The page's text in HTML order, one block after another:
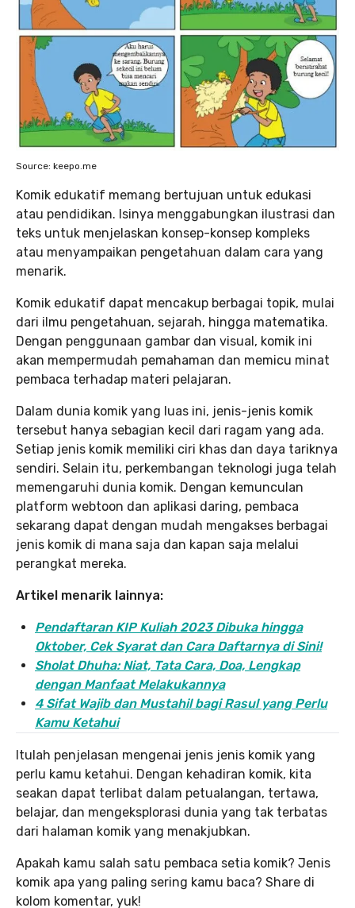
Source: keepo.me
Komik edukatif memang bertujuan untuk edukasi
atau pendidikan. Isinya menggabungkan ilustrasi dan
teks untuk menjelaskan konsep-konsep kompleks
atau menyampaikan pengetahuan dalam cara yang
menarik.
Komik edukatif dapat mencakup berbagai topik, mulai
dari ilmu pengetahuan, sejarah, hingga matematika.
Dengan penggunaan gambar dan visual, komik ini
akan mempermudah pemahaman dan memicu minat
pembaca terhadap materi pelajaran.
Dalam dunia komik yang luas ini, jenis-jenis komik
tersebut hanya sebagian kecil dari ragam yang ada.
Setiap jenis komik memiliki ciri khas dan daya tariknya
sendiri. Selain itu, perkembangan teknologi juga telah
memengaruhi dunia komik. Dengan kemunculan
platform webtoon dan aplikasi daring, pembaca
sekarang dapat dengan mudah mengakses berbagai
jenis komik di mana saja dan kapan saja melalui
perangkat mereka.
Artikel menarik lainnya:
Pendaftaran KIP Kuliah 2023 Dibuka hingga
Oktober, Cek Syarat dan Cara Daftarnya di Sini!
Sholat Dhuha: Niat, Tata Cara, Doa, Lengkap
dengan Manfaat Melakukannya
4 Sifat Wajib dan Mustahil bagi Rasul yang Perlu
Kamu Ketahui
Itulah penjelasan mengenai jenis jenis komik yang
perlu kamu ketahui. Dengan kehadiran komik, kita
seakan dapat terlibat dalam petualangan, tertawa,
belajar, dan mengeksplorasi dunia yang tak terbatas
dari halaman komik yang menakjubkan.
Apakah kamu salah satu pembaca setia komik? Jenis
komik apa yang paling sering kamu baca? Share di
kolom komentar, yuk!